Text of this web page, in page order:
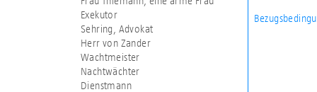
Exekutor
Sehring, Advokat
Herr von Zander
Wachtmeister
Nachtwächter
Dienstmann